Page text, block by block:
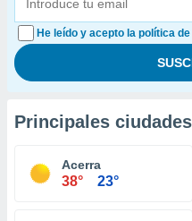
He leído y acepto la política
Principales ciudades
Acerra
38° 23°